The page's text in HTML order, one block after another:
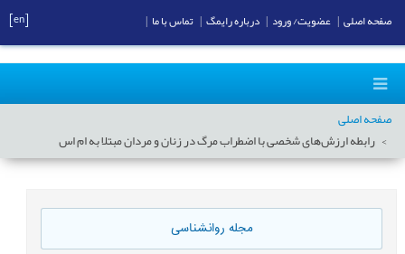
صفحه اصلی
رابطه ارزش‌های شخصی با اضطراب مرگ در زنان و مردان مبتلا به ام اس
مجله روانشناسی
صفحه اصلی عضویت/ ورود درباره رایمگ تماس با ما